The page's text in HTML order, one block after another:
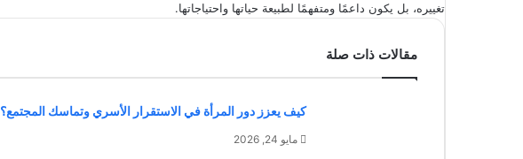
تغييره، بل يكون داعمًا ومتفهمًا لطبيعة حياتها واحتياجاتها.
مقالات ذات صلة
كيف يعزز دور المرأة في الاستقرار الأسري وتماسك المجتمع؟
مايو 24, 2026